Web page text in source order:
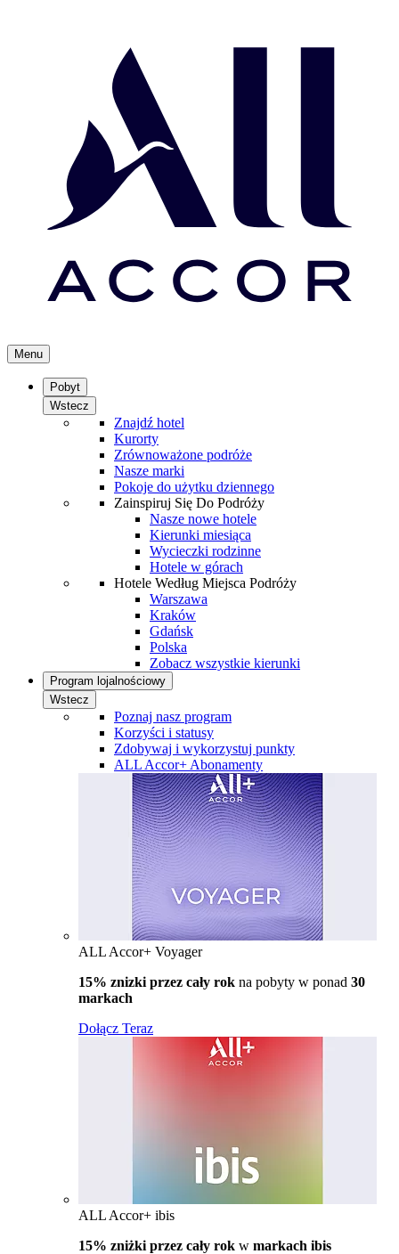
Menu
Pobyt
Wstecz
Znajdź hotel
Kurorty
Zrównoważone podróże
Nasze marki
Pokoje do użytku dziennego
Zainspiruj Się Do Podróży
Nasze nowe hotele
Kierunki miesiąca
Wycieczki rodzinne
Hotele w górach
Hotele Według Miejsca Podróży
Warszawa
Kraków
Gdańsk
Polska
Zobacz wszystkie kierunki
Program lojalnościowy
Wstecz
Poznaj nasz program
Korzyści i statusy
Zdobywaj i wykorzystuj punkty
ALL Accor+ Abonamenty
ALL Accor+ Voyager
15% znizki przez cały rok na pobyty w ponad 30
markach
Dołącz Teraz
ALL Accor+ ibis
15% zniżki przez cały rok w markach ibis